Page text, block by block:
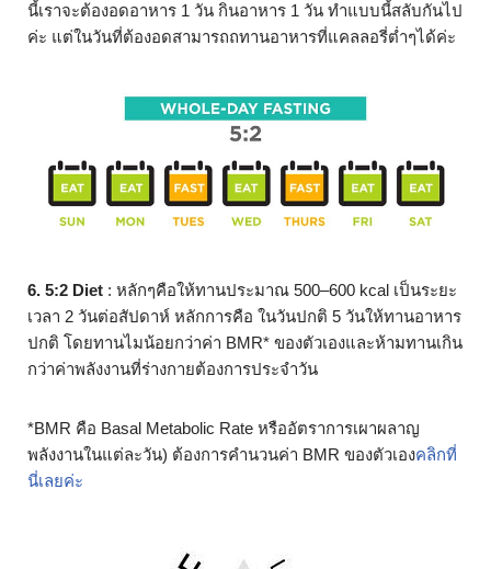
นี้เราจะต้องอดอาหาร 1 วัน กินอาหาร 1 วัน ทำแบบนี้สลับกันไป
ค่ะ แต่ในวันที่ต้องอดสามารถถทานอาหารที่แคลลอรี่ต่ำๆได้ค่ะ
6. 5:2 Diet : หลักๆคือให้ทานประมาณ 500–600 kcal เป็นระยะ
เวลา 2 วันต่อสัปดาห์ หลักการคือ ในวันปกติ 5 วันให้ทานอาหาร
ปกติ โดยทานไมน้อยกว่าค่า BMR* ของตัวเองและห้ามทานเกิน
กว่าค่าพลังงานที่ร่างกายต้องการประจำวัน
*BMR คือ Basal Metabolic Rate หรืออัตราการเผาผลาญ
พลังงานในแต่ละวัน) ต้องการคำนวนค่า BMR ของตัวเองคลิกที่
นี่เลยค่ะ